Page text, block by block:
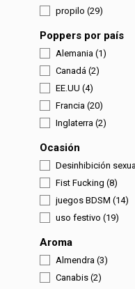
propilo (29)
Poppers por país
Alemania (1)
Canadá (2)
EE.UU (4)
Francia (20)
Inglaterra (2)
Ocasión
Desinhibición
Fist Fucking (8)
juegos BDSM (14)
uso festivo (19)
Aroma
Almendra (3)
Canabis (2)